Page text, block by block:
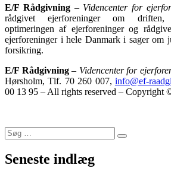
E/F Rådgivning– Videncenter for
rådgivet ejerforeninger om driften,
optimeringen af ejerforeninger og
ejerforeninger i hele Danmark i sager om
forsikring.
E/F Rådgivning– Videncenter for
Hørsholm, Tlf. 70 260 007, info@ef-
00 13 95 – All rights reserved – Copyright
Søg
efter:
Søg
Seneste indlæg